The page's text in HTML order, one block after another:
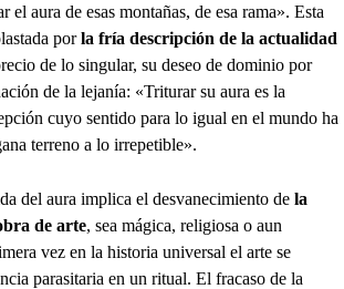
el aura de esas montañas, de esa rama». Esta
porla fría descripción de la actualidad
de lo singular, su deseo de dominio por
de la lejanía: «Triturar su aura es la
cuyo sentido para lo igual en el mundo ha
terreno a lo irrepetible».
del aura implica el desvanecimiento de la
de arte, sea mágica, religiosa o aun
vez en la historia universal el arte se
parasitaria en un ritual. El fracaso de la